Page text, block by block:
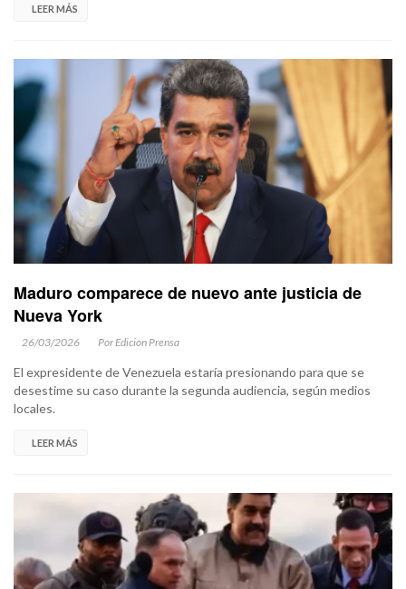
LEER MÁS
Maduro comparece de nuevo ante justicia de
Nueva York
26/03/2026 Por Edicion Prensa
El expresidente de Venezuela estaría presionando para que se
desestime su caso durante la segunda audiencia, según medios
locales.
LEER MÁS